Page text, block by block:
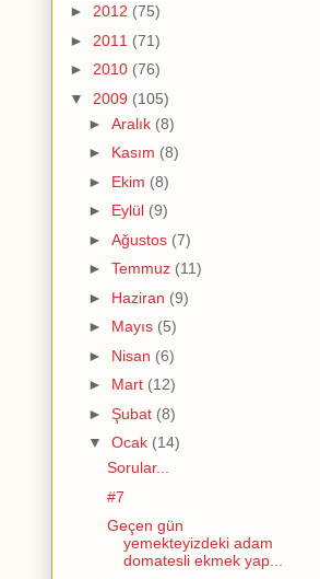
► 2012 (75)
► 2011 (71)
► 2010 (76)
▼ 2009 (105)
► Aralık (8)
► Kasım (8)
► Ekim (8)
► Eylül (9)
► Ağustos (7)
► Temmuz (11)
► Haziran (9)
► Mayıs (5)
► Nisan (6)
► Mart (12)
► Şubat (8)
▼ Ocak (14)
Sorular...
#7
Geçen gün
yemekteyizdeki adam
domatesli ekmek yap...